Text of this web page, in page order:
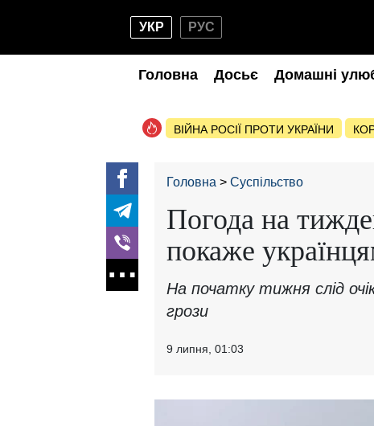
УКР РУС
Головна Досьє Домашні
ВІЙНА РОСІЇ ПРОТИ УКРАЇНИ
Головна Суспільство
Погода на
покаже
На початку тижня слід
грози
9 липня, 01:03